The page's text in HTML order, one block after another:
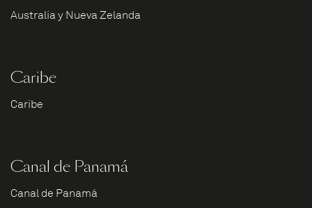
Australia y Nueva Zelanda
Caribe
Caribe
Canal de Panamá
Canal de Panamá